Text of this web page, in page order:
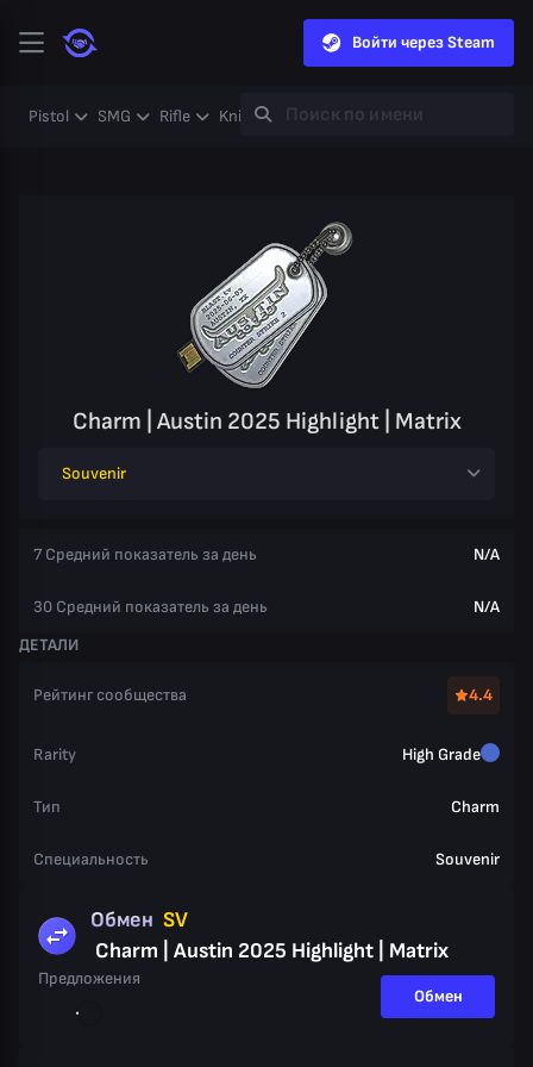
Войти через Steam
Pistol SMG Rifle Knife Gloves Heavy
Charm | Austin 2025 Highlight | Matrix
Souvenir
7 Средний показатель за день N/A
30 Средний показатель за день
N/A
ДЕТАЛИ
Рейтинг сообщества 4.4
Rarity High Grade
Тип Charm
Специальность Souvenir
Обмен SV
Charm | Austin 2025 Highlight | Matrix
Предложения
Обмен